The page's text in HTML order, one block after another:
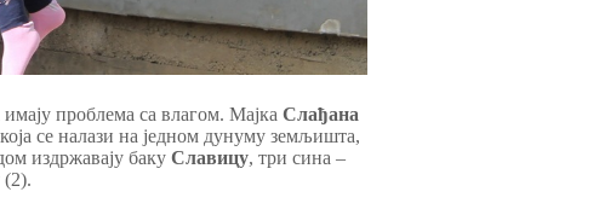
имају проблема са влагом. Мајка Слађана
се налази на једном дунуму земљишта,
издржавају баку Славицу, три сина –
(2).